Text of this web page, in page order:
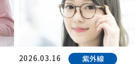
2026.03.16 紫外線